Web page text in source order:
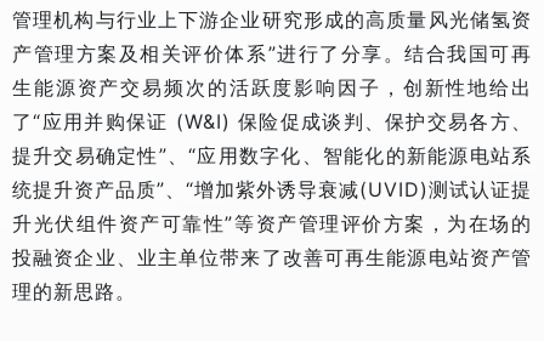
管理机构与行业上下游企业研究形成的高质量风光储氢资
产管理方案及相关评价体系”进行了分享。结合我国可再
生能源资产交易频次的活跃度影响因子，创新性地给出
了“应用并购保证 (W&I) 保险促成谈判、保护交易各方、
提升交易确定性”、“应用数字化、智能化的新能源电站系
统提升资产品质”、“增加紫外诱导衰减(UVID)测试认证提
升光伏组件资产可靠性”等资产管理评价方案，为在场的
投融资企业、业主单位带来了改善可再生能源电站资产管
理的新思路。